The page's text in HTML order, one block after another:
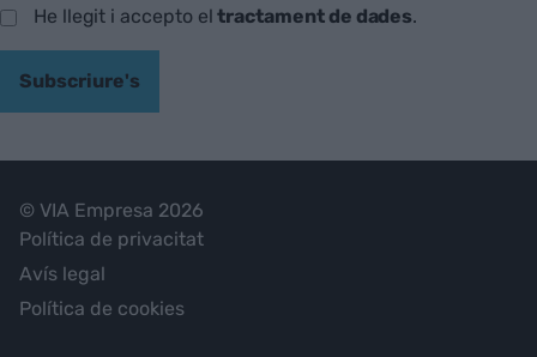
He llegit i accepto eltractament de dades.
Subscriure's
© VIA Empresa 2026
Política de privacitat
Avís legal
Política de cookies